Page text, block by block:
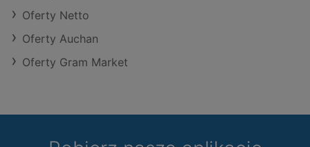
Oferty Netto
Oferty Auchan
Oferty Gram Market